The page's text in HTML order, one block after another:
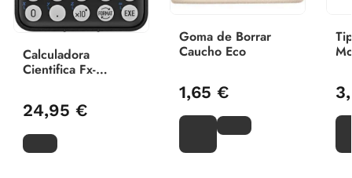
Calculadora
Cientifica Fx-
24,95 €
Goma de Borrar
Caucho Eco
1,65 €